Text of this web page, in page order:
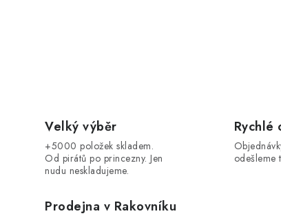
Velký výběr
+5000 položek skladem.
Od pirátů po princezny. Jen
nudu neskladujeme.
Rychlé
odešleme
Prodejna v Rakovníku